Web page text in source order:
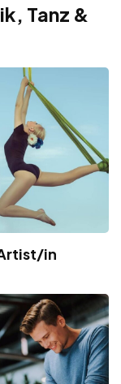
Tanz &
in